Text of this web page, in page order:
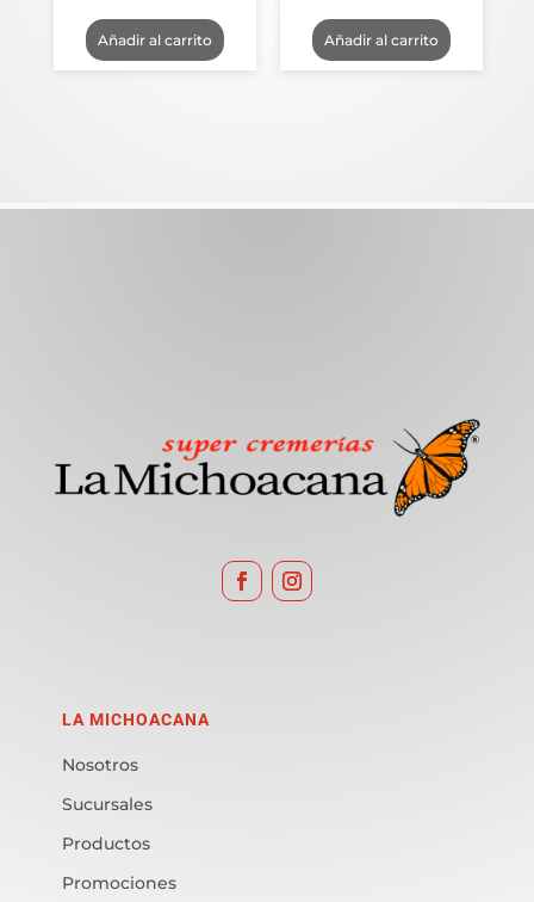
Añadir al carrito Añadir al carrito
LA MICHOACANA
Nosotros
Sucursales
Productos
Promociones